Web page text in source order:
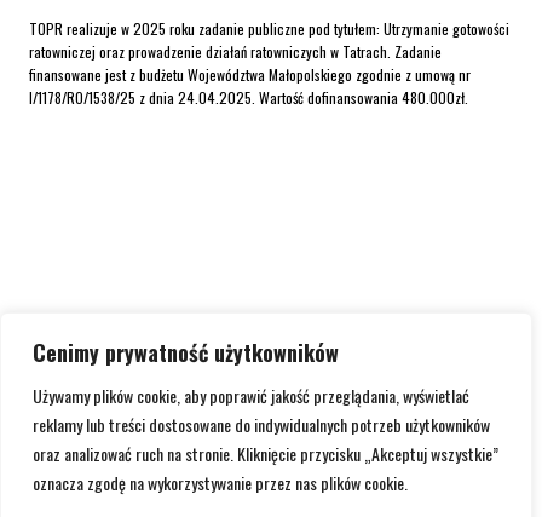
Cenimy prywatność użytkowników
Używamy plików cookie, aby poprawić jakość przeglądania, wyświetlać
reklamy lub treści dostosowane do indywidualnych potrzeb użytkowników
oraz analizować ruch na stronie. Kliknięcie przycisku „Akceptuj wszystkie”
oznacza zgodę na wykorzystywanie przez nas plików cookie.
TOPR realizuje w 2025 roku zadanie publiczne pod tytułem: Utrzymanie gotowości
ratowniczej oraz prowadzenie działań ratowniczych w Tatrach. Zadanie
finansowane jest z budżetu Województwa Małopolskiego zgodnie z umową nr
I/1178/RO/1538/25 z dnia 24.04.2025. Wartość dofinansowania 480.000zł.